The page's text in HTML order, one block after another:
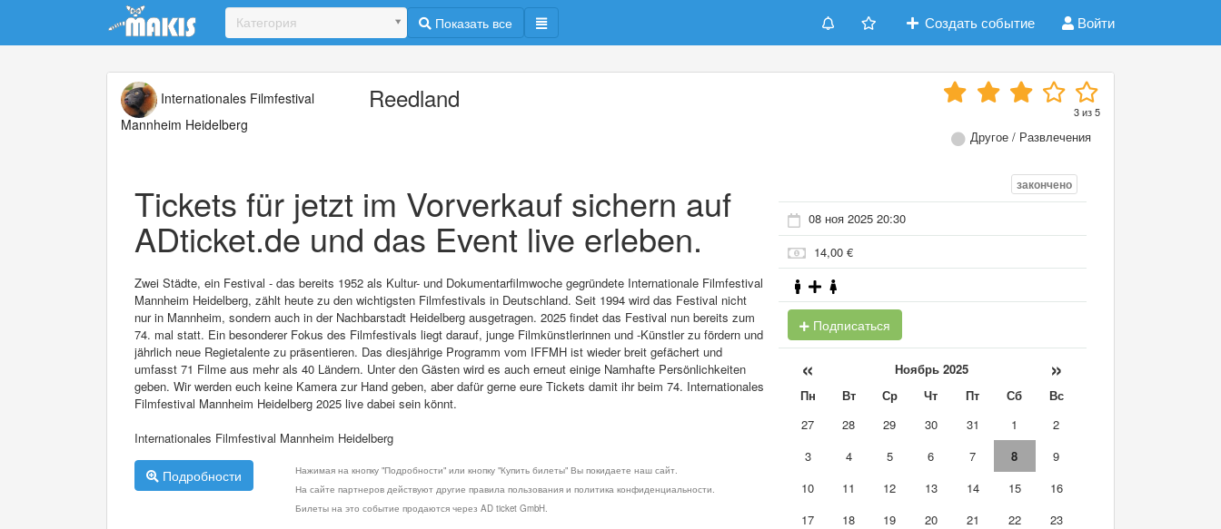
Update cookies preferences
Категория Показать все Создать событие Войти
Internationales Filmfestival
Mannheim Heidelberg
Reedland 3из5
Другое / Развлечения
Tickets für jetzt im Vorverkauf sichern auf
ADticket.de und das Event live erleben.
Zwei Städte, ein Festival - das bereits 1952 als Kultur- und Dokumentarfilmwoche gegründete Internationale Filmfestival
Mannheim Heidelberg, zählt heute zu den wichtigsten Filmfestivals in Deutschland. Seit 1994 wird das Festival nicht
nur in Mannheim, sondern auch in der Nachbarstadt Heidelberg ausgetragen. 2025 findet das Festival nun bereits zum
74. mal statt. Ein besonderer Fokus des Filmfestivals liegt darauf, junge Filmkünstlerinnen und -Künstler zu fördern und
jährlich neue Regietalente zu präsentieren. Das diesjährige Programm vom IFFMH ist wieder breit gefächert und
umfasst 71 Filme aus mehr als 40 Ländern. Unter den Gästen wird es auch erneut einige Namhafte Persönlichkeiten
geben. Wir werden euch keine Kamera zur Hand geben, aber dafür gerne eure Tickets damit ihr beim 74. Internationales
Filmfestival Mannheim Heidelberg 2025 live dabei sein könnt.
Internationales Filmfestival Mannheim Heidelberg
Подробности
Нажимая на кнопку "Подробности" или кнопку "Купить билеты" Вы покидаете наш сайт.
На сайте партнеров действуют другие правила пользования и политика конфиденциальности.
Билеты на это событие продаются через AD ticket GmbH.
закончено
08 ноя 2025 20:30
14,00 €
Подписаться
« Ноябрь 2025 »
Пн Вт Ср Чт Пт Сб
Вс
27
28 29 30 31 1
2
3
4 5 6 7 8
9
10
11 12 13 14 15
16
17
18 19 20 21 22
23